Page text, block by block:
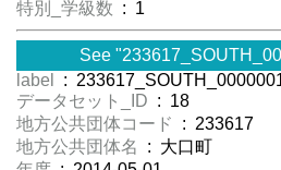
特別_学級数 : 1
See
label
:
データセット_ID : 18
地方公共団体コード
: 233617
地方公共団体名
: 大口町